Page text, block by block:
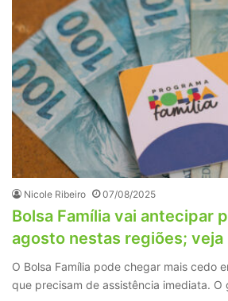
Nicole Ribeiro 07/08/2025
Bolsa Família vai antecipar
agosto nestas regiões; veja
O Bolsa Família pode chegar mais cedo
que precisam de assistência imediata.